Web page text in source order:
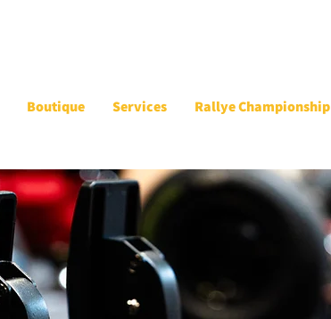
Boutique Services Rallye Championship